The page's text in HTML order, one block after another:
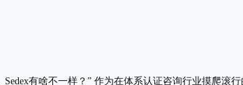
有啥不一样？” 作为在体系认证咨询行业摸爬滚